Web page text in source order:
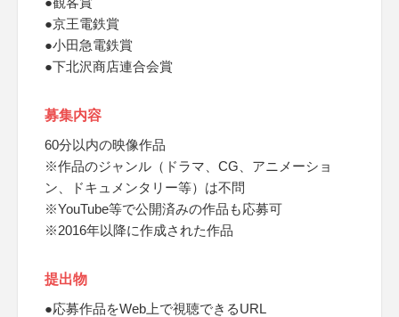
●京王電鉄賞
●小田急電鉄賞
●下北沢商店連合会賞
募集内容
60分以内の映像作品
※作品のジャンル（ドラマ、CG、アニメーショ
ン、ドキュメンタリー等）は不問
※YouTube等で公開済みの作品も応募可
※2016年以降に作成された作品
提出物
●応募作品をWeb上で視聴できるURL